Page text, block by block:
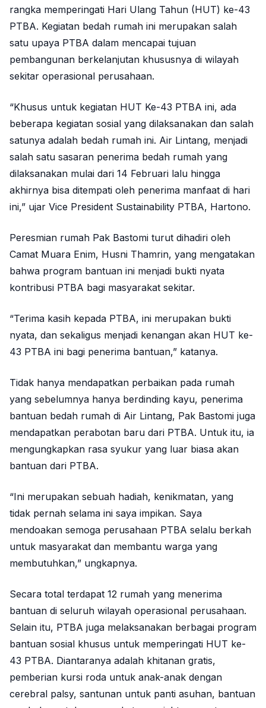
rangka memperingati Hari Ulang Tahun (HUT) ke-43
PTBA. Kegiatan bedah rumah ini merupakan salah
satu upaya PTBA dalam mencapai tujuan
pembangunan berkelanjutan khususnya di wilayah
sekitar operasional perusahaan.
“Khusus untuk kegiatan HUT Ke-43 PTBA ini, ada
beberapa kegiatan sosial yang dilaksanakan dan salah
satunya adalah bedah rumah ini. Air Lintang, menjadi
salah satu sasaran penerima bedah rumah yang
dilaksanakan mulai dari 14 Februari lalu hingga
akhirnya bisa ditempati oleh penerima manfaat di hari
ini,” ujar Vice President Sustainability PTBA, Hartono.
Peresmian rumah Pak Bastomi turut dihadiri oleh
Camat Muara Enim, Husni Thamrin, yang mengatakan
bahwa program bantuan ini menjadi bukti nyata
kontribusi PTBA bagi masyarakat sekitar.
“Terima kasih kepada PTBA, ini merupakan bukti
nyata, dan sekaligus menjadi kenangan akan HUT ke-
43 PTBA ini bagi penerima bantuan,” katanya.
Tidak hanya mendapatkan perbaikan pada rumah
yang sebelumnya hanya berdinding kayu, penerima
bantuan bedah rumah di Air Lintang, Pak Bastomi juga
mendapatkan perabotan baru dari PTBA. Untuk itu, ia
mengungkapkan rasa syukur yang luar biasa akan
bantuan dari PTBA.
“Ini merupakan sebuah hadiah, kenikmatan, yang
tidak pernah selama ini saya impikan. Saya
mendoakan semoga perusahaan PTBA selalu berkah
untuk masyarakat dan membantu warga yang
membutuhkan,” ungkapnya.
Secara total terdapat 12 rumah yang menerima
bantuan di seluruh wilayah operasional perusahaan.
Selain itu, PTBA juga melaksanakan berbagai program
bantuan sosial khusus untuk memperingati HUT ke-
43 PTBA. Diantaranya adalah khitanan gratis,
pemberian kursi roda untuk anak-anak dengan
cerebral palsy, santunan untuk panti asuhan, bantuan